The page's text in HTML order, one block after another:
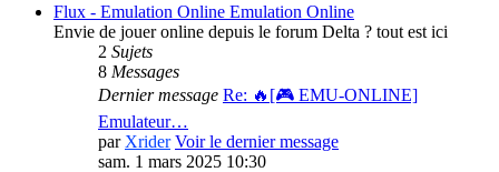
Flux - Emulation Online Emulation Online
Envie de jouer online depuis le forum Delta ? tout est ici
2 Sujets
8 Messages
Dernier message Re: 🔥[🎮 EMU-ONLINE]
Emulateur…
par Xrider Voir le dernier message
sam. 1 mars 2025 10:30